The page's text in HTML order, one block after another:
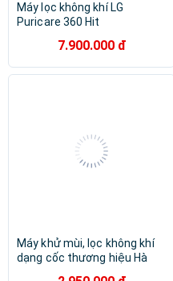
Máy lọc không khí LG
Puricare 360 Hit
hãng - Màu trắng
7.900.000 đ
Máy khử mùi, lọc không khí
dạng cốc thương hiệu Hà